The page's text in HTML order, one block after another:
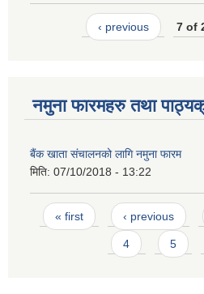
‹ previous 7 of
नमुना फारमहरु तथा
बैंक खाता संचालनको लागि नमुना फारम
मिति: 07/10/2018 - 13:22
Pages
« first ‹ previous
4 5